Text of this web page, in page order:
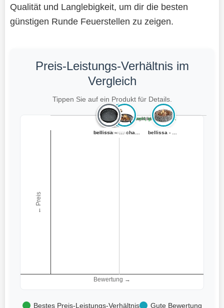
Qualität und Langlebigkeit, um dir die besten
günstigen Runde Feuerstellen zu zeigen.
Preis-Leistungs-Verhältnis im
Vergleich
Tippen Sie auf ein Produkt für Details.
Bewertung →
← Preis
Teuer, gut bewertet
Teuer, schlecht bewertet
Preiswert, gut bewertet
Preiswert, schlecht bewertet
bellissa – Gabi...
Onlyfire Abnehm...
KESSER® Feuersc...
GarveeHome Feue... Montafox Feuers...
bellissa – Kohl...
Bestes Preis-Leistungs-Verhältnis
Gute Bewertung